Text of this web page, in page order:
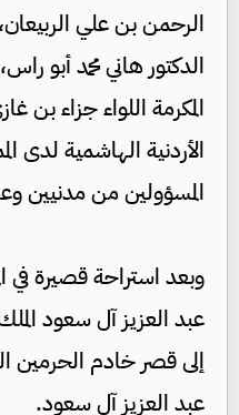
الرحمن بن علي
الدكتور هاني محمد أبو
المكرمة اللواء جزاء بن
الأردنية الهاشمية لدى
المسؤولين من مدنيين
وبعد استراحة قصيرة في
عبد العزيز آل سعود
إلى قصر خادم الحرمين
عبد العزيز آل سعود.